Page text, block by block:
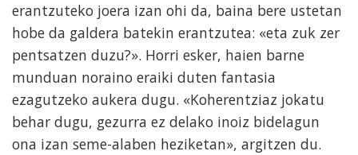
erantzuteko joera izan ohi da, baina bere ustetan
hobe da galdera batekin erantzutea: «eta zuk zer
pentsatzen duzu?». Horri esker, haien barne
munduan noraino eraiki duten fantasia
ezagutzeko aukera dugu. «Koherentziaz jokatu
behar dugu, gezurra ez delako inoiz bidelagun
ona izan seme-alaben heziketan», argitzen du.